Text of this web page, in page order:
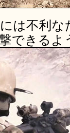
は不利な
できるよ